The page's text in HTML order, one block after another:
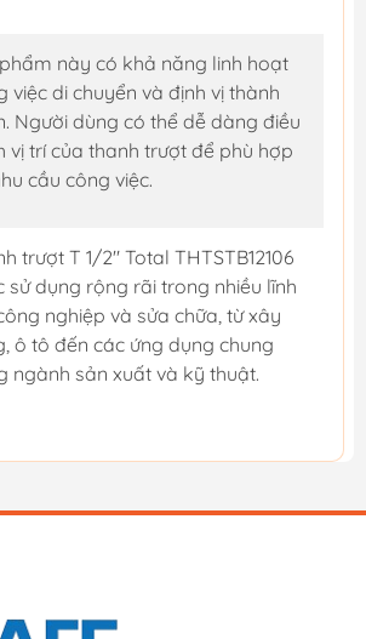
này có khả năng linh hoạt
việc di chuyển và định vị thành
Người dùng có thể dễ dàng điều
vị trí của thanh trượt để phù hợp
cầu công việc.
trượt T 1/2" Total THTSTB12106
sử dụng rộng rãi trong nhiều lĩnh
nghiệp và sửa chữa, từ xây
ô tô đến các ứng dụng chung
ngành sản xuất và kỹ thuật.